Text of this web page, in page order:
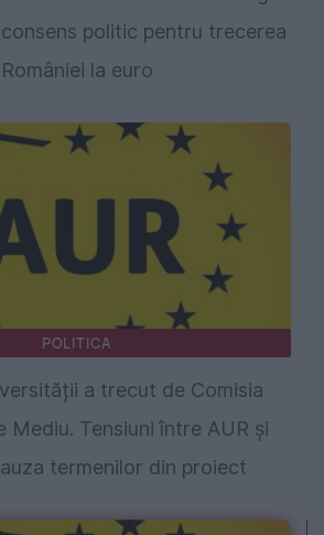
politic pentru trecerea
României la euro
POLITICA
a trecut de Comisia
Mediu. Tensiuni între AUR și
termenilor din proiect